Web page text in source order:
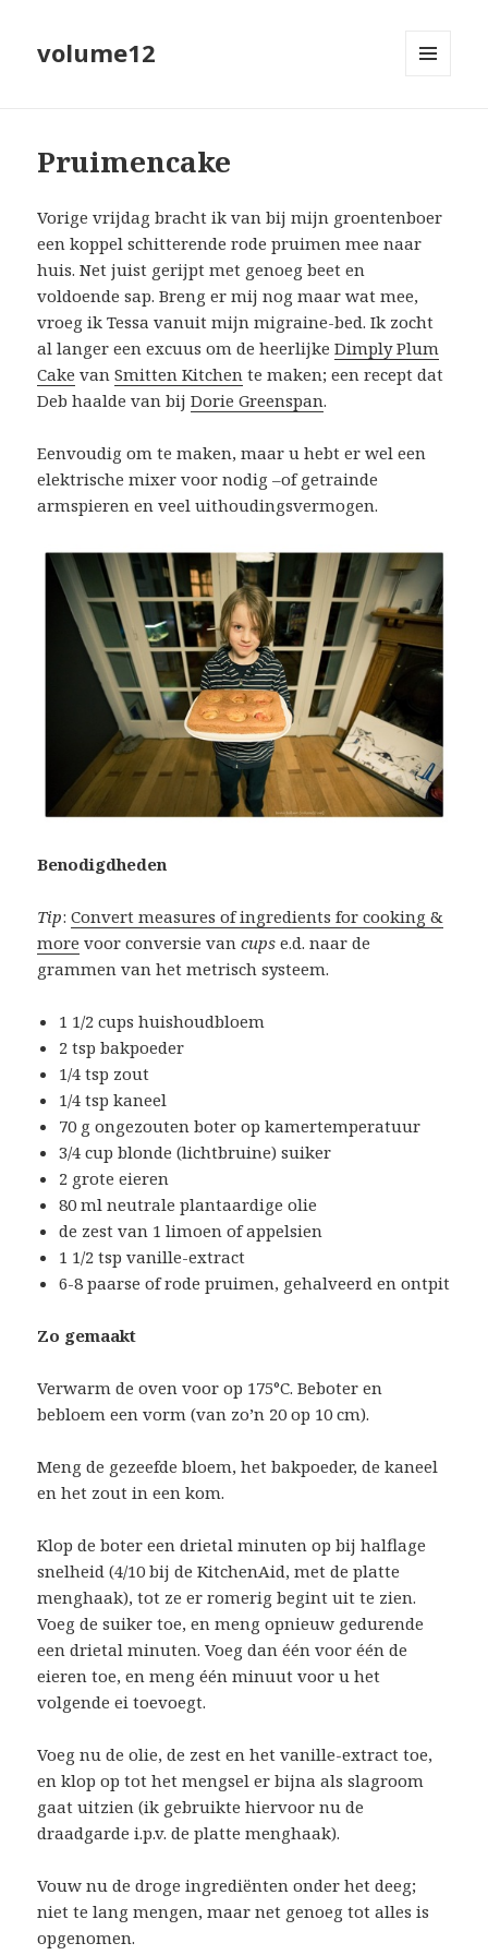
volume12
Pruimencake
Vorige vrijdag bracht ik van bij mijn groentenboer
een koppel schitterende rode pruimen mee naar
huis. Net juist gerijpt met genoeg beet en
voldoende sap. Breng er mij nog maar wat mee,
vroeg ik Tessa vanuit mijn migraine-bed. Ik zocht
al langer een excuus om de heerlijkeDimply Plum
Cake vanSmitten Kitchen te maken; een recept dat
Deb haalde van bijDorie Greenspan.
Eenvoudig om te maken, maar u hebt er wel een
elektrische mixer voor nodig –of getrainde
armspieren en veel uithoudingsvermogen.
Benodigdheden
Tip:Convert measures of ingredients for cooking &
more voor conversie vancups e.d. naar de
grammen van het metrisch systeem.
1 1/2 cups huishoudbloem
2 tsp bakpoeder
1/4 tsp zout
1/4 tsp kaneel
70 g ongezouten boter op kamertemperatuur
3/4 cup blonde (lichtbruine) suiker
2 grote eieren
80 ml neutrale plantaardige olie
de zest van 1 limoen of appelsien
1 1/2 tsp vanille-extract
6-8 paarse of rode pruimen, gehalveerd en ontpit
Zo gemaakt
Verwarm de oven voor op 175°C. Beboter en
bebloem een vorm (van zo’n 20 op 10 cm).
Meng de gezeefde bloem, het bakpoeder, de kaneel
en het zout in een kom.
Klop de boter een drietal minuten op bij halflage
snelheid (4/10 bij de KitchenAid, met de platte
menghaak), tot ze er romerig begint uit te zien.
Voeg de suiker toe, en meng opnieuw gedurende
een drietal minuten. Voeg dan één voor één de
eieren toe, en meng één minuut voor u het
volgende ei toevoegt.
Voeg nu de olie, de zest en het vanille-extract toe,
en klop op tot het mengsel er bijna als slagroom
gaat uitzien (ik gebruikte hiervoor nu de
draadgarde i.p.v. de platte menghaak).
Vouw nu de droge ingrediënten onder het deeg;
niet te lang mengen, maar net genoeg tot alles is
opgenomen.